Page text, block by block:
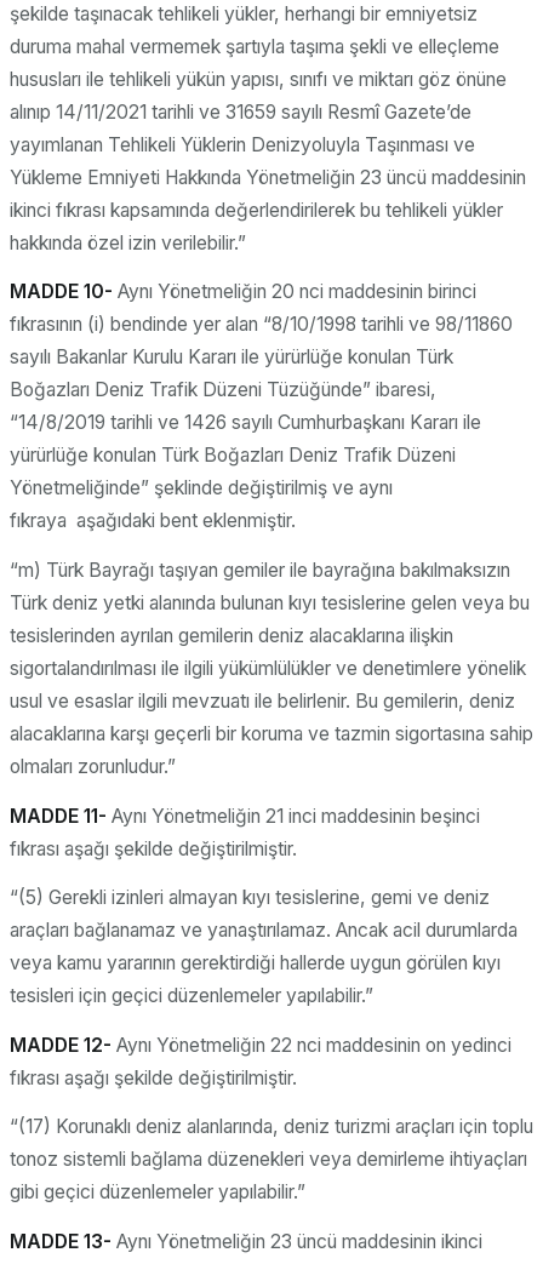
şekilde taşınacak tehlikeli yükler, herhangi bir emniyetsiz
duruma mahal vermemek şartıyla taşıma şekli ve elleçleme
hususları ile tehlikeli yükün yapısı, sınıfı ve miktarı göz önüne
alınıp 14/11/2021 tarihli ve 31659 sayılı Resmî Gazete’de
yayımlanan Tehlikeli Yüklerin Denizyoluyla Taşınması ve
Yükleme Emniyeti Hakkında Yönetmeliğin 23 üncü maddesinin
ikinci fıkrası kapsamında değerlendirilerek bu tehlikeli yükler
hakkında özel izin verilebilir.”
MADDE 10- Aynı Yönetmeliğin 20 nci maddesinin birinci
fıkrasının (i) bendinde yer alan “8/10/1998 tarihli ve 98/11860
sayılı Bakanlar Kurulu Kararı ile yürürlüğe konulan Türk
Boğazları Deniz Trafik Düzeni Tüzüğünde” ibaresi,
“14/8/2019 tarihli ve 1426 sayılı Cumhurbaşkanı Kararı ile
yürürlüğe konulan Türk Boğazları Deniz Trafik Düzeni
Yönetmeliğinde” şeklinde değiştirilmiş ve aynı
fıkraya aşağıdaki bent eklenmiştir.
“m) Türk Bayrağı taşıyan gemiler ile bayrağına bakılmaksızın
Türk deniz yetki alanında bulunan kıyı tesislerine gelen veya bu
tesislerinden ayrılan gemilerin deniz alacaklarına ilişkin
sigortalandırılması ile ilgili yükümlülükler ve denetimlere yönelik
usul ve esaslar ilgili mevzuatı ile belirlenir. Bu gemilerin, deniz
alacaklarına karşı geçerli bir koruma ve tazmin sigortasına sahip
olmaları zorunludur.”
MADDE 11- Aynı Yönetmeliğin 21 inci maddesinin beşinci
fıkrası aşağı şekilde değiştirilmiştir.
“(5) Gerekli izinleri almayan kıyı tesislerine, gemi ve deniz
araçları bağlanamaz ve yanaştırılamaz. Ancak acil durumlarda
veya kamu yararının gerektirdiği hallerde uygun görülen kıyı
tesisleri için geçici düzenlemeler yapılabilir.”
MADDE 12- Aynı Yönetmeliğin 22 nci maddesinin on yedinci
fıkrası aşağı şekilde değiştirilmiştir.
“(17) Korunaklı deniz alanlarında, deniz turizmi araçları için toplu
tonoz sistemli bağlama düzenekleri veya demirleme ihtiyaçları
gibi geçici düzenlemeler yapılabilir.”
MADDE 13- Aynı Yönetmeliğin 23 üncü maddesinin ikinci